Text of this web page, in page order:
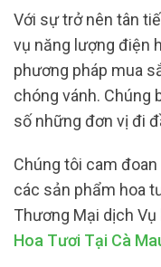
Với sự trở nên tân
vụ năng lượng điện
phương pháp mua
chóng vánh. Chúng
số những đơn vị đi
Chúng tôi cam
các sản phẩm hoa
Thương Mại dịch
Hoa Tươi Tại Cà